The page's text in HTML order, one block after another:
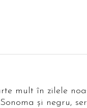
mult în zilele
și negru,